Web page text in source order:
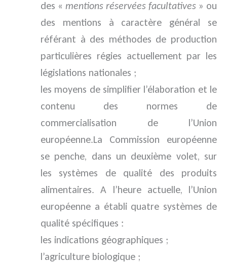
des « mentions réservées facultatives » ou
des mentions à caractère général se
référant à des méthodes de production
particulières régies actuellement par les
législations nationales ;
les moyens de simplifier l’élaboration et le
contenu des normes de
commercialisation de l’Union
européenne.La Commission européenne
se penche, dans un deuxième volet, sur
les systèmes de qualité des produits
alimentaires. A l’heure actuelle, l’Union
européenne a établi quatre systèmes de
qualité spécifiques :
les indications géographiques ;
l’agriculture biologique ;